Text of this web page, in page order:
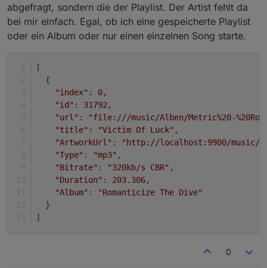
abgefragt, sondern die der Playlist. Der Artist fehlt da
bei mir einfach. Egal, ob ich eine gespeicherte Playlist
oder ein Album oder nur einen einzelnen Song starte.
[
  {
"index" : 0,
"id" : 31792,
"url" :
"file:///music/Alben/Metric%20-
"title" : "Victim Of Luck" ,
"ArtworkUrl" :
"http://localhost:9900/music/
"Type" : "mp3" ,
"Bitrate" : "320kb/s CBR" ,
"Duration" : 203.306,
"Album" :
"Romanticize The Dive"
  }
]
0